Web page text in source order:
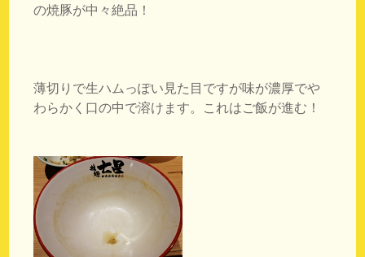
の焼豚が中々絶品！
薄切りで生ハムっぽい見た目ですが味が濃厚でや
わらかく口の中で溶けます。これはご飯が進む！